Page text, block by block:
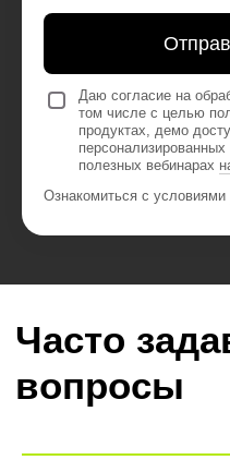
Даю согласие на
том числе с целью
продуктах, демо
полезных вебинарах
Ознакомиться с условиями